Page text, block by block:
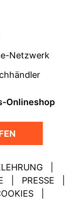
Netzwerk
Onlineshop
PRESSE